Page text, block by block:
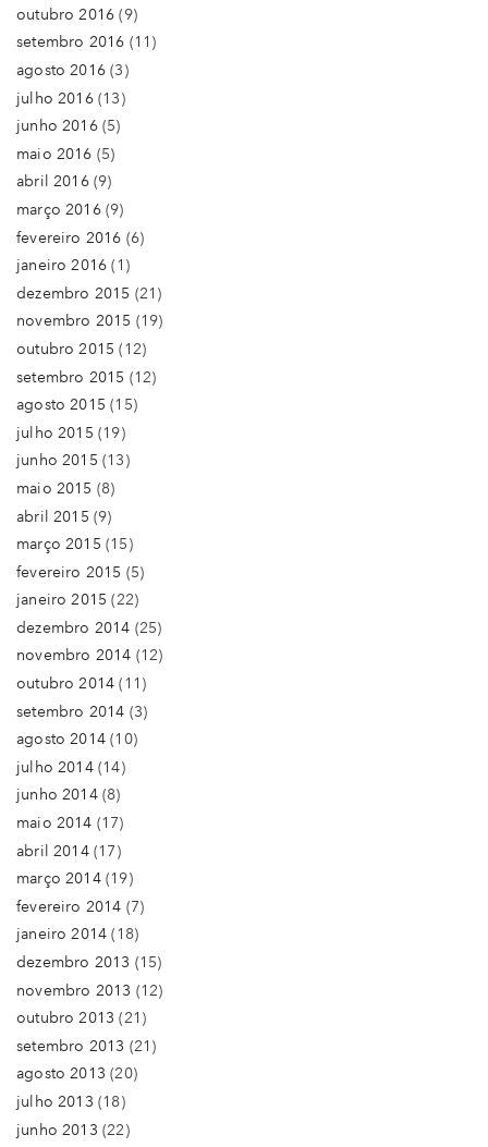
outubro 2016 (9)
setembro 2016 (11)
agosto 2016(3)
julho 2016(13)
junho 2016(5)
maio 2016 (5)
abril 2016(9)
março 2016(9)
fevereiro 2016 (6)
janeiro 2016 (1)
dezembro 2015 (21)
novembro 2015 (19)
outubro 2015 (12)
setembro 2015 (12)
agosto 2015 (15)
julho 2015 (19)
junho 2015 (13)
maio 2015 (8)
abril 2015 (9)
março 2015 (15)
fevereiro 2015 (5)
janeiro 2015 (22)
dezembro 2014 (25)
novembro 2014 (12)
outubro 2014 (11)
setembro 2014 (3)
agosto 2014(10)
julho 2014(14)
junho 2014(8)
maio 2014 (17)
abril 2014(17)
março 2014(19)
fevereiro 2014 (7)
janeiro 2014 (18)
dezembro 2013 (15)
novembro 2013 (12)
outubro 2013 (21)
setembro 2013 (21)
agosto 2013 (20)
julho 2013 (18)
junho 2013 (22)